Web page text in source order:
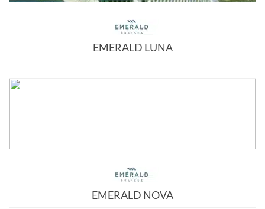
EMERALD LUNA
EMERALD NOVA